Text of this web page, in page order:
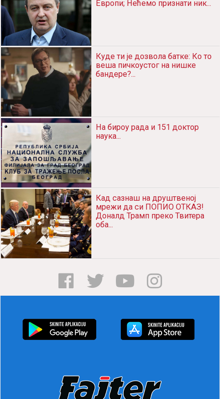
Европи; Нећемо признати ник...
Куде ти је дозвола батке: Ко то
веша пичкоустог на нишке
бандере?...
На бироу рада и 151 доктор
наука...
Кад сазнаш на друштвеној
мрежи да си ПОПИО ОТКАЗ!
Доналд Трамп преко Твитера
оба...